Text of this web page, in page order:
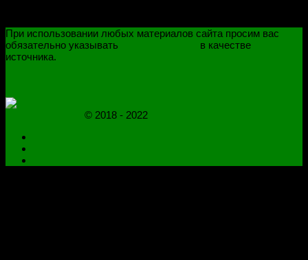
При использовании любых материалов сайта просим вас
обязательно указывать
в качестве
источника.
© 2018 - 2022